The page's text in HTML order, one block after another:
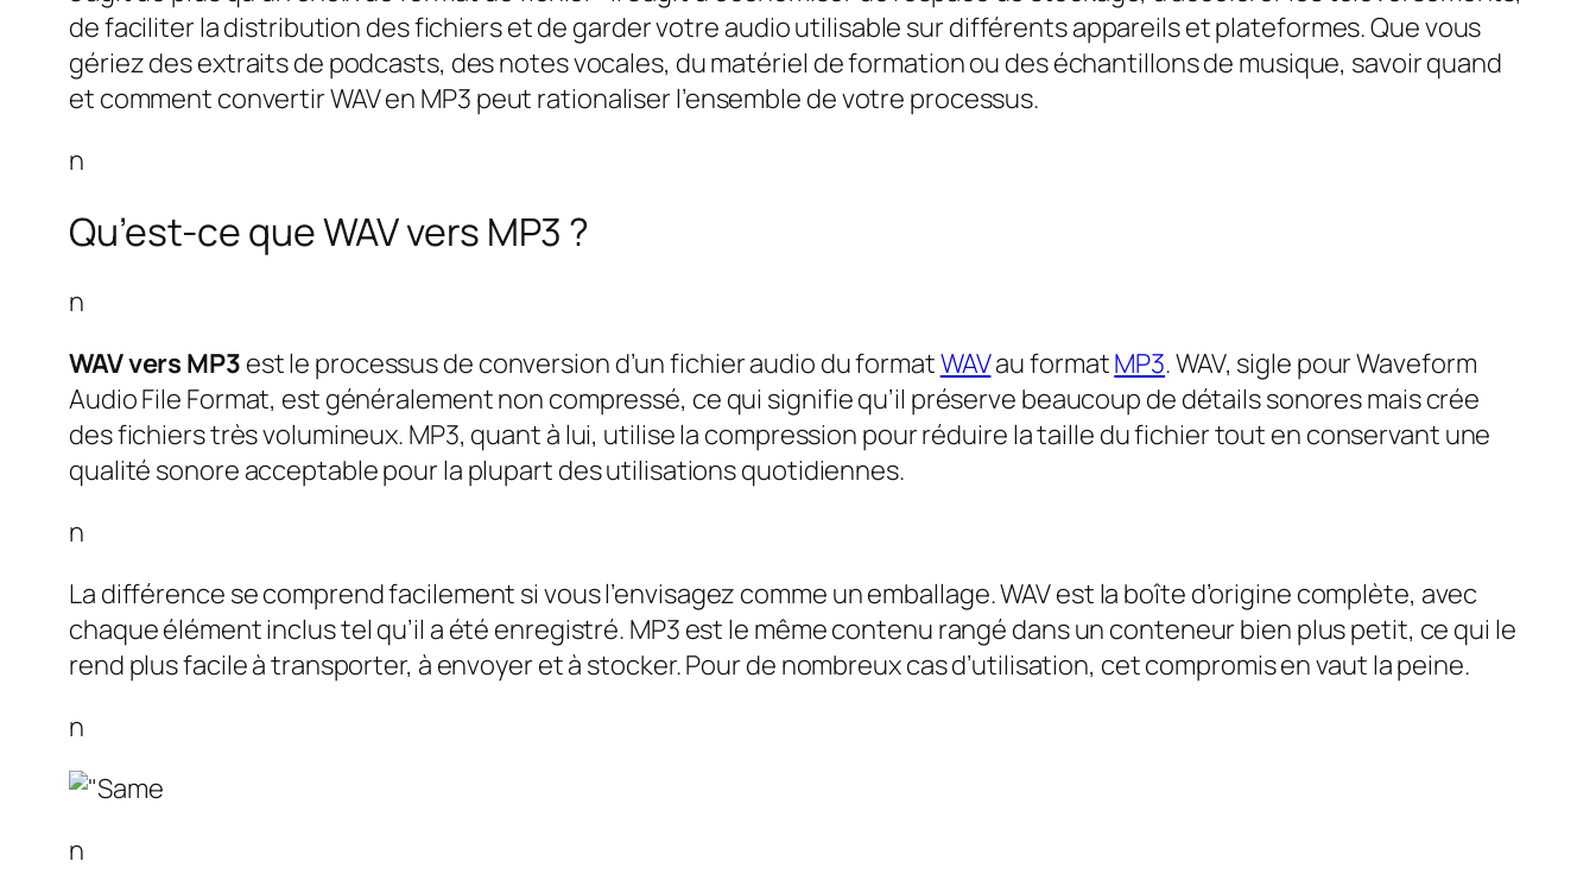
de faciliter la distribution des fichiers et de garder votre audio utilisable sur différents appareils et plateformes. Que vous
gériez des extraits de podcasts, des notes vocales, du matériel de formation ou des échantillons de musique, savoir quand
et comment convertir WAV en MP3 peut rationaliser l’ensemble de votre processus.
n
Qu’est-ce que WAV vers MP3 ?
n
WAV vers MP3 est le processus de conversion d’un fichier audio du formatWAVau formatMP3. WAV, sigle pour Waveform
Audio File Format, est généralement non compressé, ce qui signifie qu’il préserve beaucoup de détails sonores mais crée
des fichiers très volumineux. MP3, quant à lui, utilise la compression pour réduire la taille du fichier tout en conservant une
qualité sonore acceptable pour la plupart des utilisations quotidiennes.
n
La différence se comprend facilement si vous l’envisagez comme un emballage. WAV est la boîte d’origine complète, avec
chaque élément inclus tel qu’il a été enregistré. MP3 est le même contenu rangé dans un conteneur bien plus petit, ce qui le
rend plus facile à transporter, à envoyer et à stocker. Pour de nombreux cas d’utilisation, cet compromis en vaut la peine.
n
n